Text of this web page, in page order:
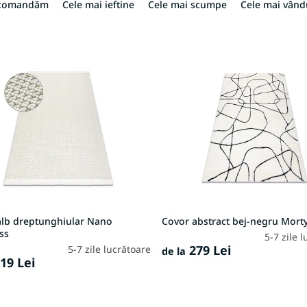
Cele mai ieftine Cele mai scumpe Cele mai
dreptunghiular Nano
5-7 zile lucrătoare
Lei
Covor abstract bej-negru
5-7 zile
de la 279 Lei